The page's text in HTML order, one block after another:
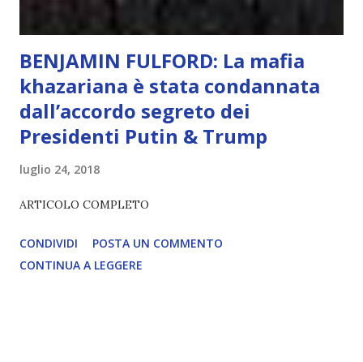
BENJAMIN FULFORD: La mafia
khazariana è stata condannata
dall’accordo segreto dei
Presidenti Putin & Trump
luglio 24, 2018
ARTICOLO COMPLETO
CONDIVIDI
POSTA UN COMMENTO
CONTINUA A LEGGERE